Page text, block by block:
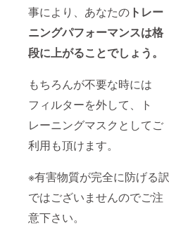
事により、あなたの トレー
ニングパフォーマンスは格
段に上がることでしょう。
もちろんが不要な時には
フィルターを外して、ト
レーニングマスクとしてご
利用も頂けます。
※有害物質が完全に防げる訳
ではございませんのでご注
意下さい。